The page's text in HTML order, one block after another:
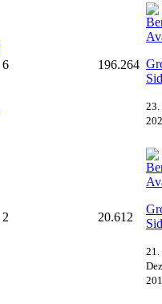
6 196.264
23.
2 20.612
21.